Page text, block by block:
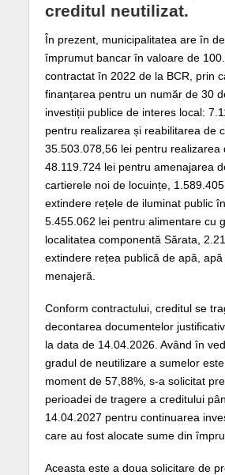
creditul neutilizat.
În prezent, municipalitatea are în
împrumut bancar în valoare de
contractat în 2022 de la BCR, prin
finanțarea pentru un număr de 30
investiții publice de interes local:
pentru realizarea și reabilitarea de
35.503.078,56 lei pentru realizarea
48.119.724 lei pentru amenajarea
cartierele noi de locuințe,
extindere rețele de iluminat public
5.455.062 lei pentru alimentare cu
localitatea componentă Sărata,
extindere rețea publică de apă, apă
menajeră.
Conform contractului, creditul se
decontarea documentelor
la data de 14.04.2026. Având în
gradul de neutilizare a sumelor
moment de 57,88%, s-a solicitat
perioadei de tragere a creditului
14.04.2027 pentru continuarea
care au fost alocate sume din
Aceasta este a doua solicitare de